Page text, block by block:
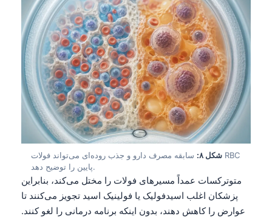
شکل ۸:
سابقه مصرف دارو و جذب روده‌ای می‌تواند فولات RBC
پایین را توضیح دهد.
متوترکسات عمداً مسیرهای فولات را مختل می‌کند، بنابراین
پزشکان اغلب اسیدفولیک یا فولینیک اسید تجویز می‌کنند تا
عوارض را کاهش دهند، بدون اینکه برنامه درمانی را لغو کنند.
Українська
Català
Қазақ тілі
Suomi
Hrvatski
Slovenčina
كوردی‎
پښتو
سنڌي
සිංහල